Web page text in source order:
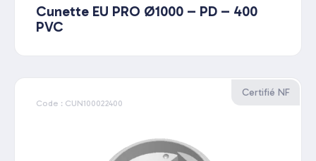
Cunette EU PRO Ø1000 – PD – 400
PVC
Certifié NF
Code : CUN100022400